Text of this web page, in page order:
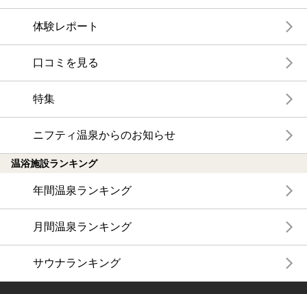
体験レポート
口コミを見る
特集
ニフティ温泉からのお知らせ
温浴施設ランキング
年間温泉ランキング
月間温泉ランキング
サウナランキング